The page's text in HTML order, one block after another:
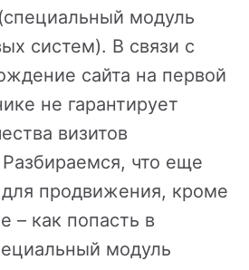
с
модуль
систем). В связи с
сайта на первой
не гарантирует
визитов
что еще
продвижения, кроме
– как попасть в
модуль